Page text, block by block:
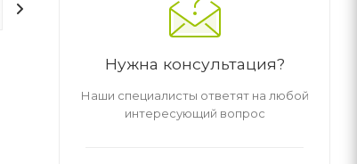
Нужна консультация?
Наши специалисты ответят на любой
интересующий вопрос